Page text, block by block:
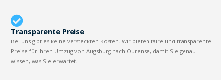
Transparente Preise
Bei uns gibt es keine versteckten Kosten. Wir bieten faire und transparente
Preise für Ihren Umzug von Augsburg nach Ourense, damit Sie genau
wissen, was Sie erwartet.